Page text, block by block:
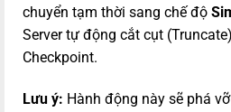
chuyển tạm thời sang chế độ
Server tự động cắt cụt
Checkpoint.
Lưu ý: Hành động này sẽ phá